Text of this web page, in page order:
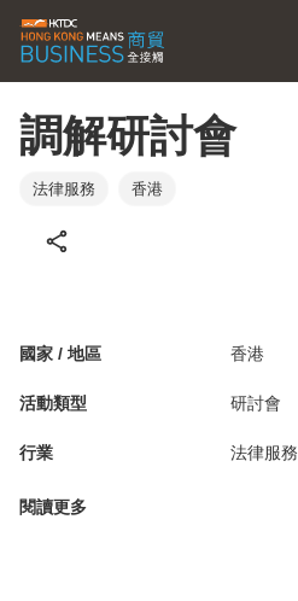
調解研討會
法律服務 香港
國家 / 地區 香港
活動類型 研討會
行業 法律服務
閱讀更多